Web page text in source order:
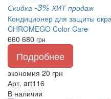
Скидка -3% ХИТ продаж
Кондиционер для защиты
CHROMEGO Color Care
660 680 грн
Подробнее
экономия 20 грн
Арт. art116
В наличии